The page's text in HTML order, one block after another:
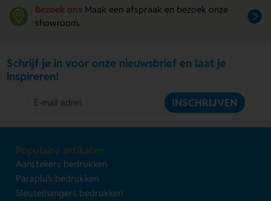
Bezoek ons Maak een afspraak en bezoek onze
showroom.
Schrijf je in voor onze nieuwsbrief en laat je
inspireren!
INSCHRIJVEN
Populaire artikelen
Aanstekers bedrukken
Paraplu's bedrukken
Sleutelhangers bedrukken